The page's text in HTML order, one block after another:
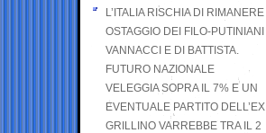
L’ITALIA RISCHIA DI RIMANERE
OSTAGGIO DEI FILO-PUTINIANI
VANNACCI E DI BATTISTA.
FUTURO NAZIONALE
VELEGGIA SOPRA IL 7% E UN
EVENTUALE PARTITO DELL’EX
GRILLINO VARREBBE TRA IL 2